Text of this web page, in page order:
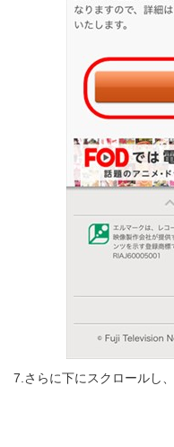
7.さらに下にスクロールし